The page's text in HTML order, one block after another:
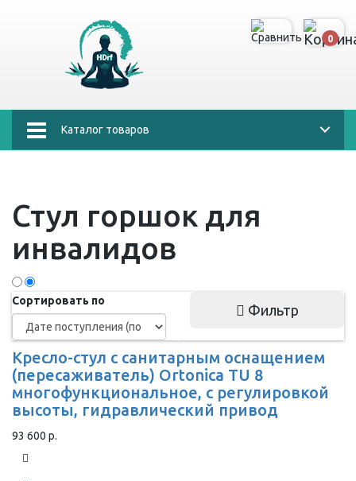
0
Каталог товаров
Стул горшок для
инвалидов
Сортировать по
Фильтр
Кресло-стул с санитарным оснащением
(пересаживатель) Ortonica TU 8
многофункциональное, с регулировкой
высоты, гидравлический привод
93 600 р.